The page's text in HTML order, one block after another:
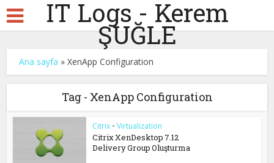
IT Logs - Kerem
ŞUĞLE
Ana sayfa »XenApp Configuration
Tag - XenApp Configuration
Citrix • Virtualization
Citrix XenDesktop 7.12
Delivery Group Oluşturma